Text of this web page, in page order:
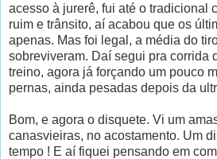
acesso à jurerê, fui até o tradicional
ruim e trânsito, aí acabou que os
apenas. Mas foi legal, a média do
sobreviveram. Daí segui pra corrida
treino, agora já forçando um pouco
pernas, ainda pesadas depois da
Bom, e agora o disquete. Vi um
canasvieiras, no acostamento. Um
tempo ! E aí fiquei pensando em